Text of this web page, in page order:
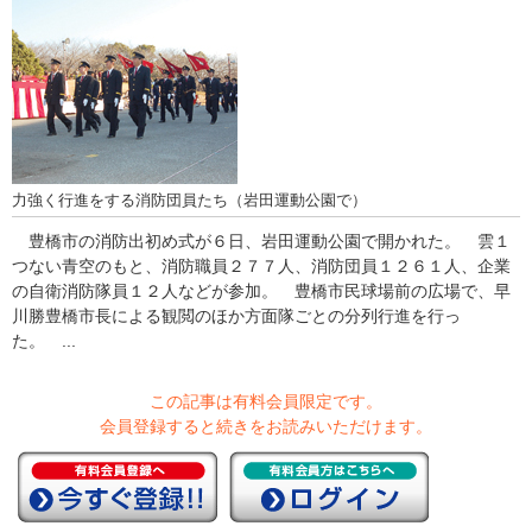
力強く行進をする消防団員たち（岩田運動公園で）
豊橋市の消防出初め式が６日、岩田運動公園で開かれた。 雲１
つない青空のもと、消防職員２７７人、消防団員１２６１人、企業
の自衛消防隊員１２人などが参加。 豊橋市民球場前の広場で、早
川勝豊橋市長による観閲のほか方面隊ごとの分列行進を行っ
た。 ...
この記事は有料会員限定です。
会員登録すると続きをお読みいただけます。